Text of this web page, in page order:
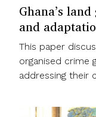
Ghana’s
and
This paper
organised crime
addressing their